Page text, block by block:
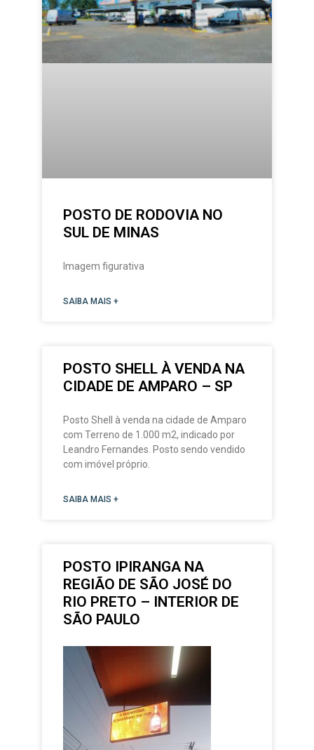
POSTO DE RODOVIA NO
SUL DE MINAS
Imagem figurativa
SAIBA MAIS +
POSTO SHELL À VENDA NA
CIDADE DE AMPARO – SP
Posto Shell à venda na cidade de Amparo
com Terreno de 1.000 m2, indicado por
Leandro Fernandes. Posto sendo vendido
com imóvel próprio.
SAIBA MAIS +
POSTO IPIRANGA NA
REGIÃO DE SÃO JOSÉ DO
RIO PRETO – INTERIOR DE
SÃO PAULO